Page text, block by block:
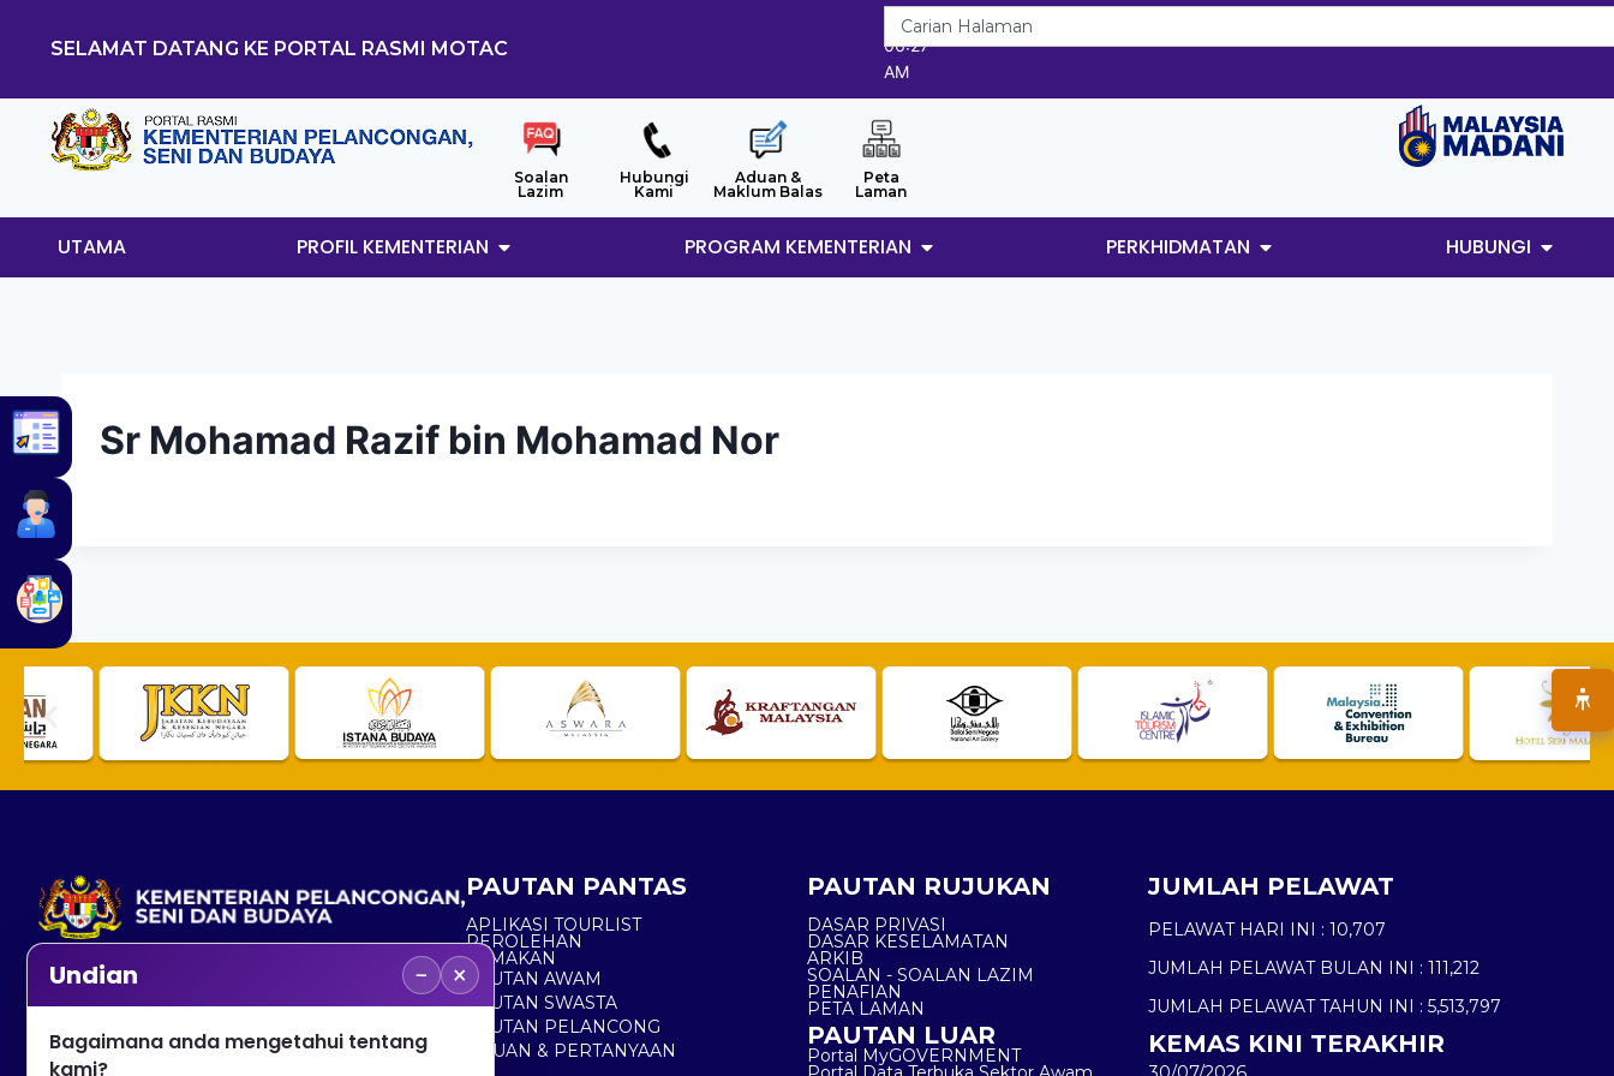
SELAMAT DATANG KE PORTAL RASMI MOTAC
7/8/2026
06:27
AM
Soalan
Lazim
Hubungi
Kami
Aduan &
Maklum Balas
Peta
Laman
UTAMA PROFIL KEMENTERIAN PROGRAM KEMENTERIAN PERKHIDMATAN HUBUNGI
Sr Mohamad Razif bin Mohamad Nor
No. 2, Menara 1, Jalan P5/6, Presint 5,
+603 8000 8000
PAUTAN PANTAS
APLIKASI TOURLIST
PEROLEHAN
SEMAKAN
PAUTAN AWAM
PAUTAN SWASTA
PAUTAN PELANCONG
ADUAN & PERTANYAAN
PAUTAN RUJUKAN
DASAR PRIVASI
DASAR KESELAMATAN
ARKIB
SOALAN - SOALAN LAZIM
PENAFIAN
PETA LAMAN
PAUTAN LUAR
Portal MyGOVERNMENT
JUMLAH PELAWAT
PELAWAT HARI INI : 10,707
JUMLAH PELAWAT BULAN INI : 111,212
JUMLAH PELAWAT TAHUN INI : 5,513,797
KEMAS KINI TERAKHIR
Undian − ×
Bagaimana anda mengetahui tentang
kami?